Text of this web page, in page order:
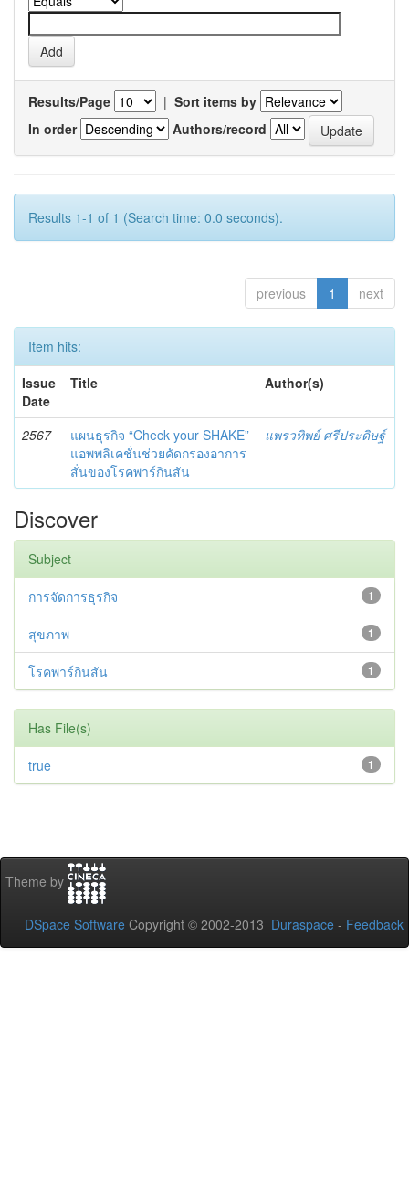
Results/Page | Sort items by
In order
Authors/record
Results 1-1 of 1 (Search time: 0.0 seconds).
previous 1 next
Item hits:
Issue
Date
Title Author(s)
2567
แผนธุรกิจ “Check your SHAKE”
แอพพลิเคชั่นช่วยคัดกรองอาการ
สั่นของโรคพาร์กินสัน
แพรวทิพย์ ศรีประดิษฐ์
Discover
Subject
1
การจัดการธุรกิจ
1
สุขภาพ
1
โรคพาร์กินสัน
Has File(s)
1
true
Theme by
DSpace Software Copyright © 2002-2013 Duraspace - Feedback